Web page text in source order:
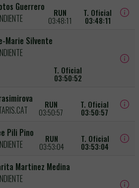
Guerrero
RUN
03:48:11
T. Oficial
03:48:11
Marie Silvente
T. Oficial
03:50:52
RUN
03:50:57
T. Oficial
03:50:57
Pili Pino
RUN
03:53:04
T. Oficial
03:53:04
Martinez Medina